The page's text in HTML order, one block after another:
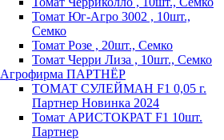
Томат Юг-Агро 3002 , 10шт.,
Семко
Томат Розе , 20шт., Семко
Томат Черри Лиза , 10шт., Семко
Агрофирма ПАРТНЁР
ТОМАТ СУЛЕЙМАН F1 0,05 г.
Партнер Новинка 2024
Томат АРИСТОКРАТ F1 10шт.
Партнер